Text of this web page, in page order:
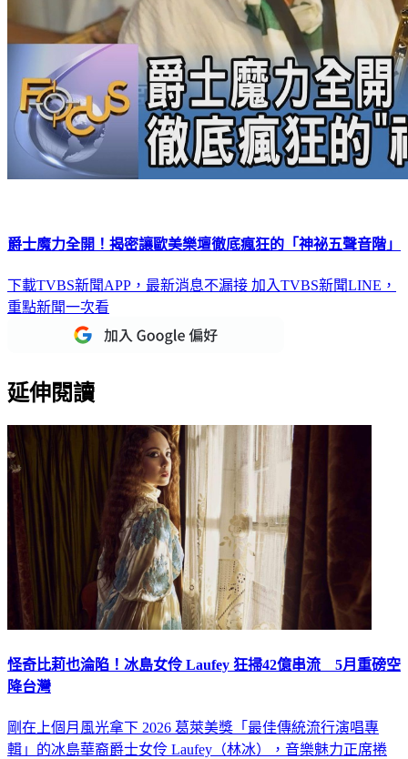
爵士魔力全開！揭密讓歐美樂壇徹底瘋狂的「神祕五聲音階」
下載TVBS新聞APP，最新消息不漏接 加入TVBS新聞LINE，
重點新聞一次看
延伸閱讀
怪奇比莉也淪陷！冰島女伶 Laufey 狂掃42億串流 5月重磅空
降台灣
剛在上個月風光拿下 2026 葛萊美獎「最佳傳統流行演唱專
輯」的冰島華裔爵士女伶 Laufey（林冰），音樂魅力正席捲